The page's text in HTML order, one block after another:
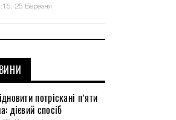
25 Березня
потріскані п’яти
дієвий спосіб